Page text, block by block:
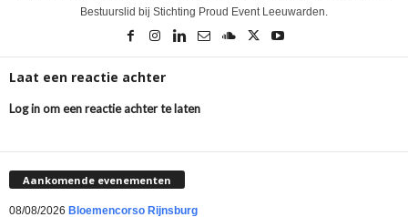
Bestuurslid bij Stichting Proud Event Leeuwarden.
Laat een reactie achter
Log in om een reactie achter te laten
Aankomende evenementen
08/08/2026 Bloemencorso Rijnsburg